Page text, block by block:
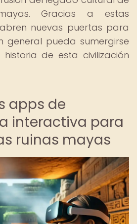
Gracias a estas
nuevas puertas para
general pueda sumergirse
de esta civilización
apps de
interactiva para
ruinas mayas